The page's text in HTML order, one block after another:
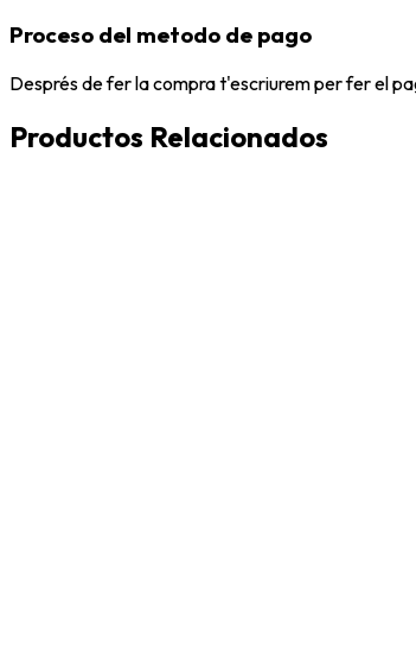
Proceso del metodo de pago
Després de fer la compra t'escriurem per fer el
Productos Relacionados